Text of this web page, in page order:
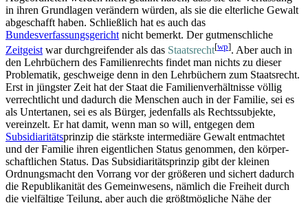
in ihren Grundlagen verändern würden, als sie die elterliche Gewalt
abgeschafft haben. Schließlich hat es auch das
Bundesverfassungsgericht nicht bemerkt. Der gutmenschliche
Zeitgeistwar durchgreifender als das Staatsrecht[wp]. Aber auch in
den Lehrbüchern des Familienrechts findet man nichts zu dieser
Problematik, geschweige denn in den Lehrbüchern zum Staatsrecht.
Erst in jüngster Zeit hat der Staat die Familien­ver­hältnisse völlig
verrechtlicht und dadurch die Menschen auch in der Familie, sei es
als Untertanen, sei es als Bürger, jedenfalls als Rechts­subjekte,
vereinzelt. Er hat damit, wenn man so will, entgegen dem
Subsidiaritäts­prinzip die stärkste intermediäre Gewalt entmachtet
und der Familie ihren eigentlichen Status genommen, den körper­
schaft­lichen Status. Das Subsidiaritäts­prinzip gibt der kleinen
Ordnungsmacht den Vorrang vor der größeren und sichert dadurch
die Republikanität des Gemeinwesens, nämlich die Freiheit durch
die vielfältige Teilung, aber auch die größtmögliche Nähe der